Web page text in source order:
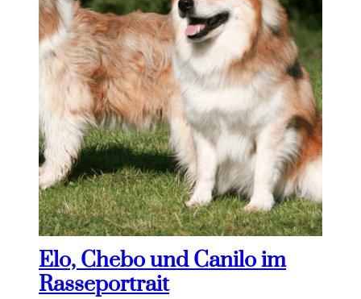
Elo, Chebo und Canilo im
Rasseportrait